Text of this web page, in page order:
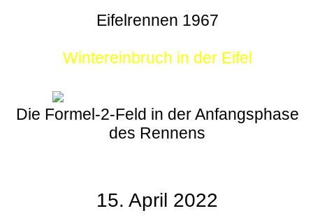
Eifelrennen 1967
Wintereinbruch in der Eifel
Die Formel-2-Feld in der Anfangsphase
des Rennens
15. April 2022